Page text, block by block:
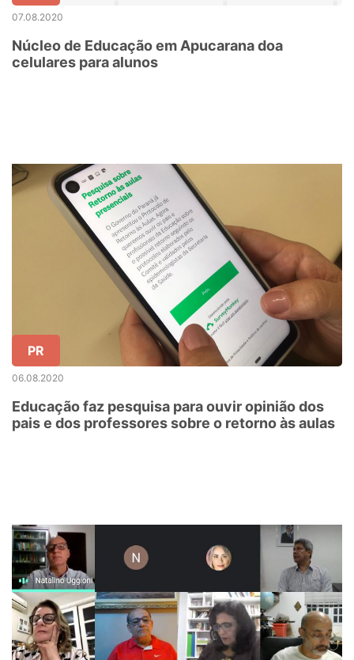
07.08.2020
Núcleo de Educação em Apucarana doa
celulares para alunos
PR
06.08.2020
Educação faz pesquisa para ouvir opinião dos
pais e dos professores sobre o retorno às aulas